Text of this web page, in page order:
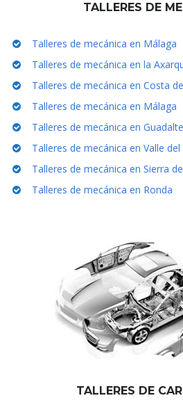
TALLERES DE
Talleres de mecánica en Málaga
Talleres de mecánica en la
Talleres de mecánica en Costa
Talleres de mecánica en Málaga
Talleres de mecánica en
Talleres de mecánica en Valle
Talleres de mecánica en Sierra
Talleres de mecánica en Ronda
TALLERES DE